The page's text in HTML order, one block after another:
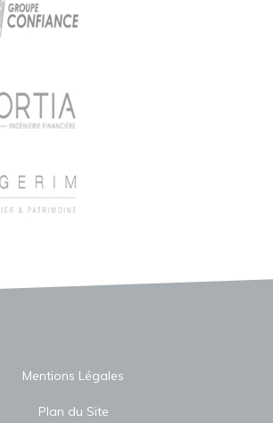
Mentions Légales
Plan du Site